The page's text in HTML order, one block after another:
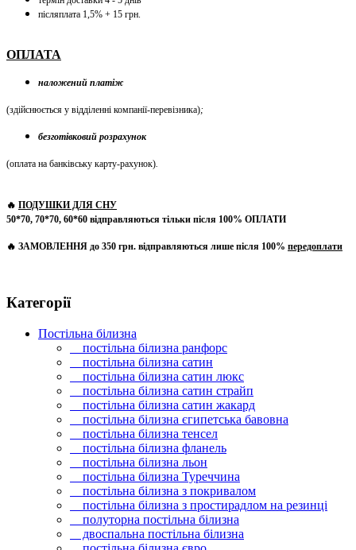
післяплата 1,5% + 15 грн.
ОПЛАТА
наложений платіж
(здійснюється у відділенні компанії-перевізника);
безготівковий розрахунок
(оплата на банківську карту-рахунок)
🔥 ПОДУШКИ ДЛЯ СНУ
50*70, 70*70, 60*60 відправляються тільки після 100% ОПЛАТИ
🔥 ЗАМОВЛЕННЯ до 350 грн. відправляються лише після 100% передоплати
Категорії
Постільна білизна
постільна білизна ранфорс
постільна білизна сатин
постільна білизна сатин люкс
постільна білизна сатин страйп
постільна білизна сатин жакард
постільна білизна єгипетська бавовна
постільна білизна тенсел
постільна білизна фланель
постільна білизна льон
постільна білизна Туреччина
постільна білизна з покривалом
постільна білизна з простирадлом на резинці
полуторна постільна білизна
двоспальна постільна білизна